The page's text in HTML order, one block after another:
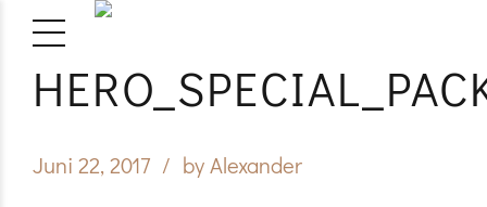
Juni 22, 2017 by Alexander